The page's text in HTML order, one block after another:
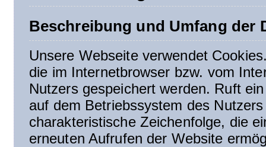
Beschreibung und Umfang der
Unsere Webseite verwendet
die im Internetbrowser bzw. vom
Nutzers gespeichert werden. Ruft
auf dem Betriebssystem des
charakteristische Zeichenfolge, die
erneuten Aufrufen der Website